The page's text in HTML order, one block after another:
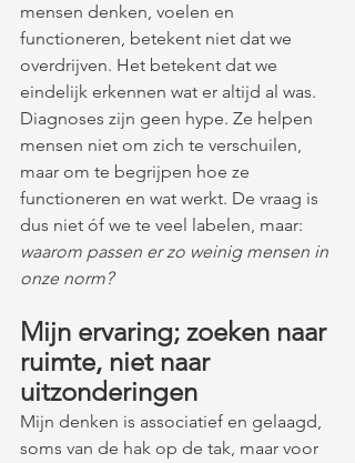
mensen denken, voelen en
functioneren, betekent niet dat we
overdrijven. Het betekent dat we
eindelijk erkennen wat er altijd al was.
Diagnoses zijn geen hype. Ze helpen
mensen niet om zich te verschuilen,
maar om te begrijpen hoe ze
functioneren en wat werkt. De vraag is
dus niet óf we te veel labelen, maar:
waarom passen er zo weinig mensen in
onze norm?
Mijn ervaring; zoeken naar
ruimte, niet naar
uitzonderingen
Mijn denken is associatief en gelaagd,
soms van de hak op de tak, maar voor